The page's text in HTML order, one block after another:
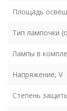
Площадь
Тип лампочки
Лампы в
Напряжение, V
Степень